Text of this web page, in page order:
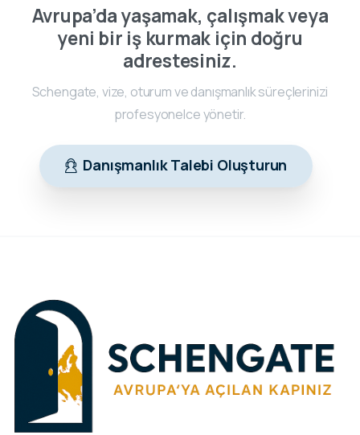
Avrupa’da yaşamak, çalışmak veya
yeni bir iş kurmak için doğru
adrestesiniz.
Schengate, vize, oturum ve danışmanlık süreçlerinizi
profesyonelce yönetir.
Danışmanlık Talebi Oluşturun